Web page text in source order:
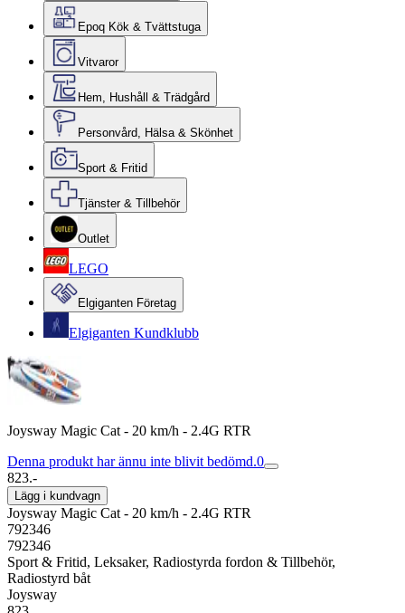
Epoq Kök & Tvättstuga
Vitvaror
Hem, Hushåll & Trädgård
Personvård, Hälsa & Skönhet
Sport & Fritid
Tjänster & Tillbehör
Outlet
LEGO
Elgiganten Företag
Elgiganten Kundklubb
Joysway Magic Cat - 20 km/h - 2.4G RTR
Denna produkt har ännu inte blivit bedömd.0
823.-
Lägg i kundvagn
Joysway Magic Cat - 20 km/h - 2.4G RTR
792346
792346
Sport & Fritid, Leksaker, Radiostyrda fordon & Tillbehör,
Radiostyrd båt
Joysway